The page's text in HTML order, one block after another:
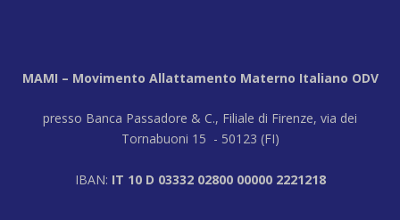
MAMI – Movimento Allattamento Materno Italiano ODV
presso Banca Passadore & C., Filiale di Firenze, via dei
Tornabuoni 15 - 50123 (FI)
IBAN: IT 10 D 03332 02800 00000 2221218